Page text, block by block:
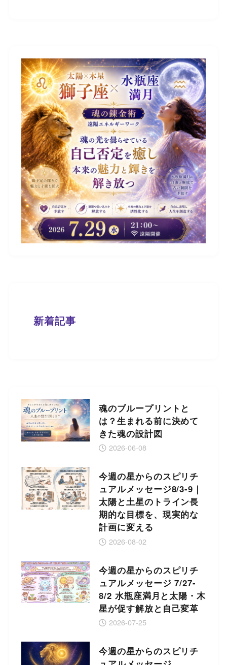
新着記事
魂のブループリントと
は？生まれる前に決めて
きた魂の設計図
2026-06-08
今週の星からのスピリチ
ュアルメッセージ8/3-9｜
太陽と土星のトライン長
期的な目標を、現実的な
計画に変える
2026-08-02
今週の星からのスピリチ
ュアルメッセージ 7/27-
8/2 水瓶座満月と太陽・木
星が促す解放と自己変革
2026-07-25
今週の星からのスピリチ